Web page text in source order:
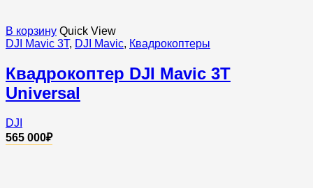
В корзину Quick View
DJI Mavic 3T, DJI Mavic, Квадрокоптеры
Квадрокоптер DJI Mavic 3T
Universal
DJI
565 000₽